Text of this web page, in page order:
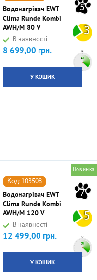
5
3
Водонагрівач EWT
Clima Runde Kombi
AWH/M 80 V
В наявності
Ціна
8 699,00 грн.
У КОШИК
Новинка
7
5
Код: 103508
Водонагрівач EWT
Clima Runde Kombi
AWH/M 120 V
В наявності
Ціна
12 499,00 грн.
У КОШИК